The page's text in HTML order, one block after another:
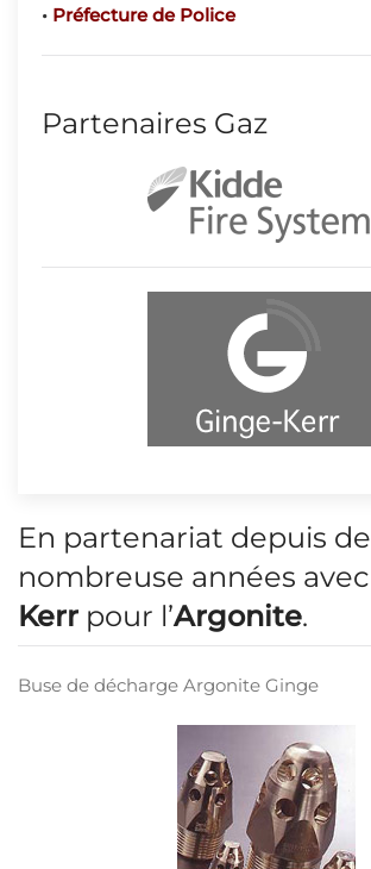
• Préfecture de Police
Partenaires Gaz
En partenariat depuis de
nombreuse années avec
Kerr pour l’Argonite.
Buse de décharge Argonite Ginge